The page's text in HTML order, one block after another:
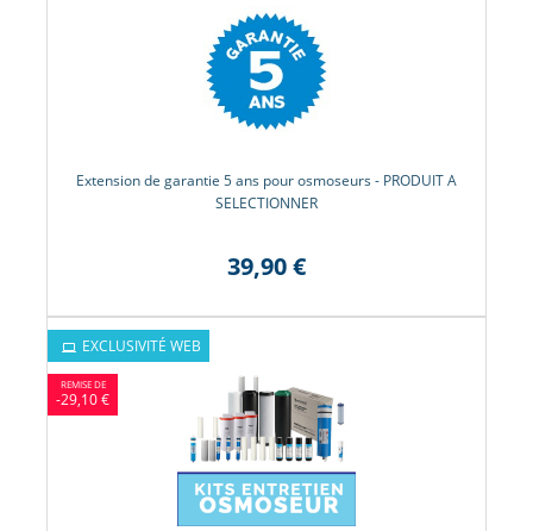
Extension de garantie 5 ans pour osmoseurs - PRODUIT A
SELECTIONNER
39,90 €
EXCLUSIVITÉ WEB
-29,10 €